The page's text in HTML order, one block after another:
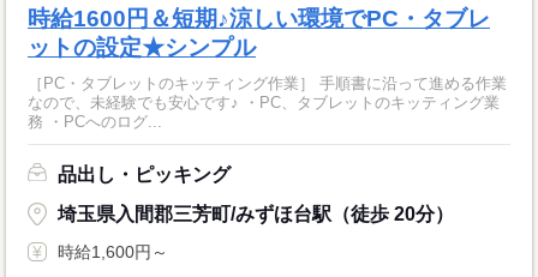
時給1600円＆短期♪涼しい環境でPC・タブレ
ットの設定★シンプル
［PC・タブレットのキッティング作業］ 手順書に沿って進める作業
なので、未経験でも安心です♪ ・PC、タブレットのキッティング業
務 ・PCへのログ...
品出し・ピッキング
埼玉県入間郡三芳町/みずほ台駅（徒歩 20分）
時給1,600円～